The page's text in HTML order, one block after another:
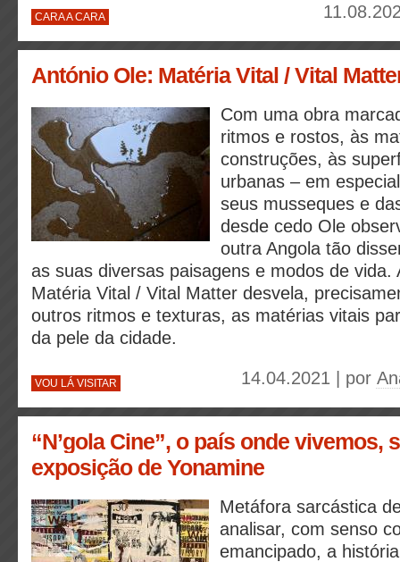
CARA A CARA
António Ole: Matéria Vital / Vital
Com uma obra
ritmos e rostos, às
construções, às
urbanas – em
seus musseques e
desde cedo Ole
outra Angola tão
as suas diversas paisagens e modos de vida.
Matéria Vital / Vital Matter desvela,
outros ritmos e texturas, as matérias vitais
da pele da cidade.
VOU LÁ VISITAR 14.04.2021 | por
“N’gola Cine”, o país onde vivemos,
exposição de Yonamine
Metáfora sarcástica
analisar, com senso
emancipado, a